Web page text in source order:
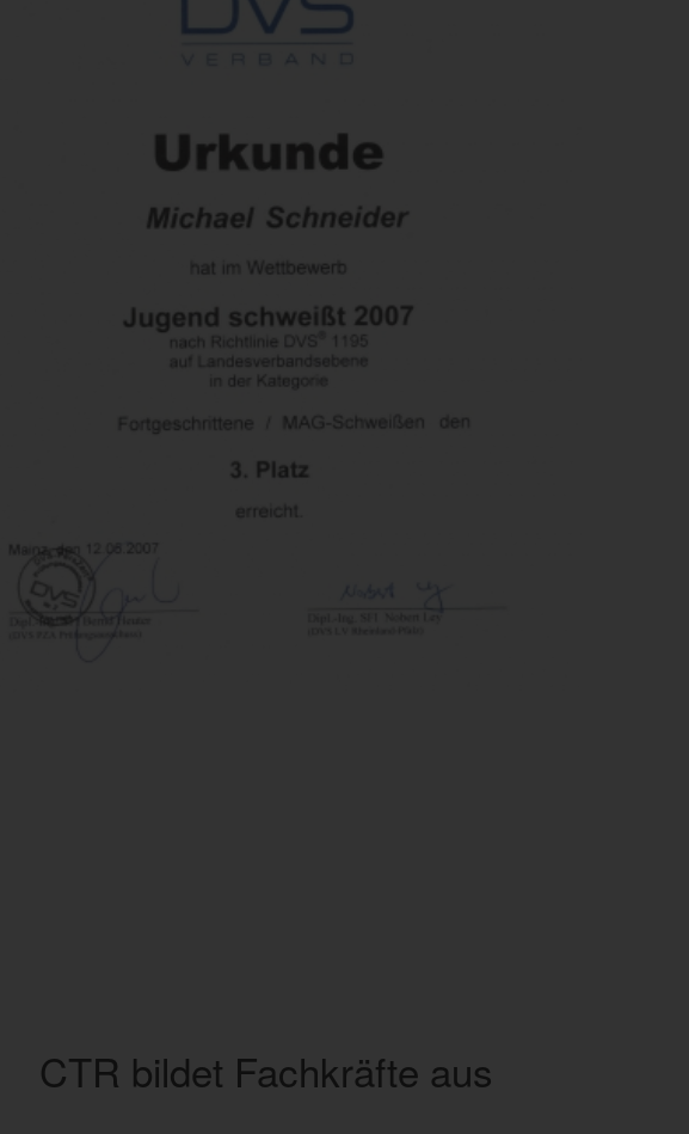
CTR bildet Fachkräfte aus